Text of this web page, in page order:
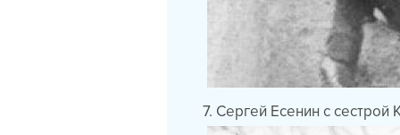
7. Сергей Есенин с сестрой